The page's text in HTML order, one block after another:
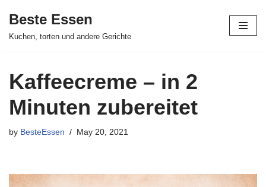
Skip
Beste Essen
Kuchen, torten und andere Gerichte
Kaffeecreme – in 2
Minuten zubereitet
by BesteEssen May 20, 2021